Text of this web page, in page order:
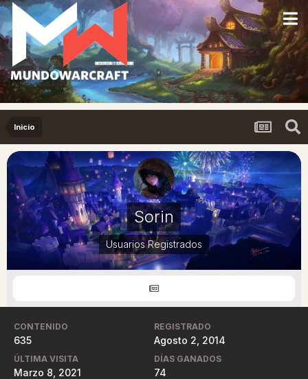
Inicio
Sorin
Usuarios Registrados
CONTENIDO
635
REGISTRADO
Agosto 2, 2014
ÚLTIMA VISITA
Marzo 8, 2021
DÍAS GANADOS
74